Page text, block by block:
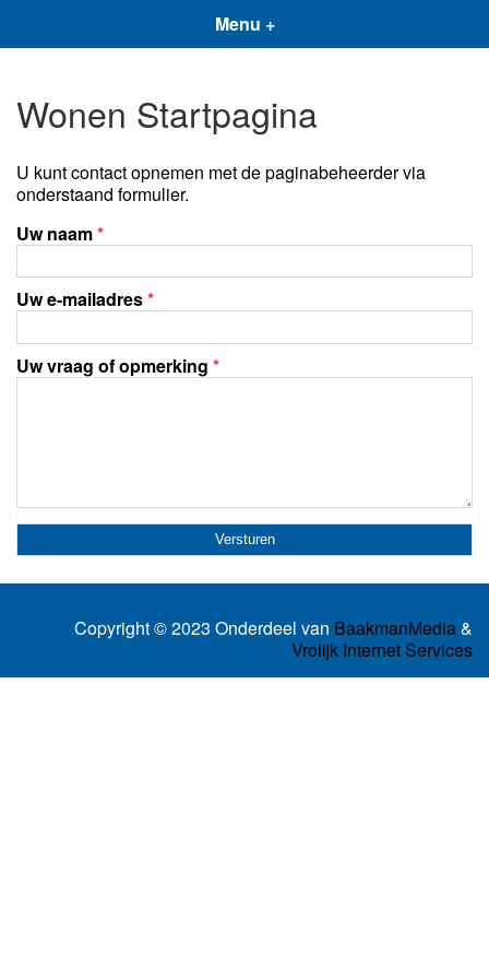
Menu +
Wonen Startpagina
U kunt contact opnemen met de paginabeheerder via
onderstaand formulier.
Uw naam*
Uw e-mailadres*
Uw vraag of opmerking *
Copyright © 2023 Onderdeel van BaakmanMedia&
Vrolijk Internet Services